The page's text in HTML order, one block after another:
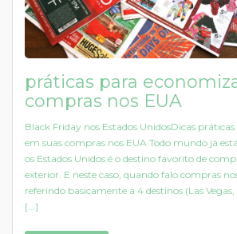
práticas para
compras nos EUA
Black Friday nos Estados UnidosDicas
em suas compras nos EUA Todo mundo já
os Estados Unidos é o destino favorito de
exterior. E neste caso, quando falo compras
referindo basicamente a 4 destinos (Las
[...]